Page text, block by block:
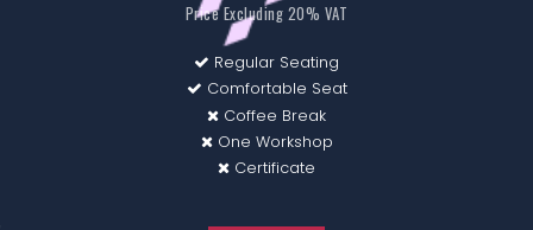
Price Excluding 20% VAT
Regular Seating
Comfortable Seat
Coffee Break
One Workshop
Certificate